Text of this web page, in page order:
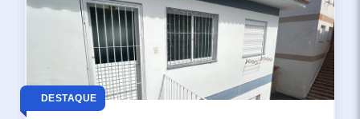
DESTAQUE